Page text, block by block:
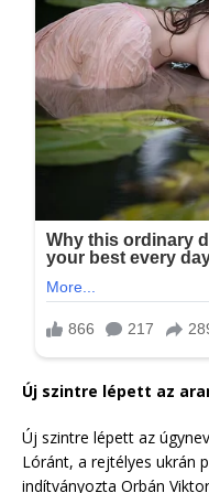
Új szintre lépett az
Új szintre lépett az
Lóránt, a rejtélyes ukrán
indítványozta Orbán